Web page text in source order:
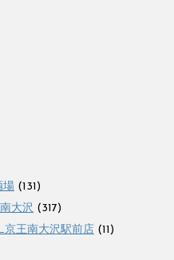
場 (131)
大沢 (317)
京王南大沢駅前店 (11)